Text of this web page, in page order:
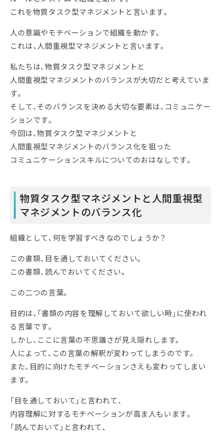
これを物質タスク型マネジメントと言います。
人の意識やモチベーションで組織を動かす。
これは、人間重視型マネジメントと言います。
私たちは、物質タスク型マネジメントと
人間重視型マネジメントのバランスが大切だと考えていま
す。
そして、そのバランスを決める大切な要素は、コミュニケー
ションです。
今回は、物質タスク型マネジメントと
人間重視型マネジメントのバランス化を狙った
コミュニケーションスキルについてのおはなしです。
物質タスク型マネジメントと人間重視型
マネジメントのバランス化
組織として、何を学習すべきなのでしょうか？
この書類、目を通しておいてください。
この書類、読んでおいてください。
この二つの言葉。
目的は、「書類の内容を理解しておいて欲しい時」に使われ
る言葉です。
しかし、ここに言葉の不思議さが見え隠れします。
人によって、この言葉の解釈が変わってしまうのです。
また、目的に向けたモチベーションさえも変わってしまい
ます。
「目を通しておいて」と言われて、
内容理解に対するモチベーションが高ま人もいます。
「読んでおいて」と言われて、